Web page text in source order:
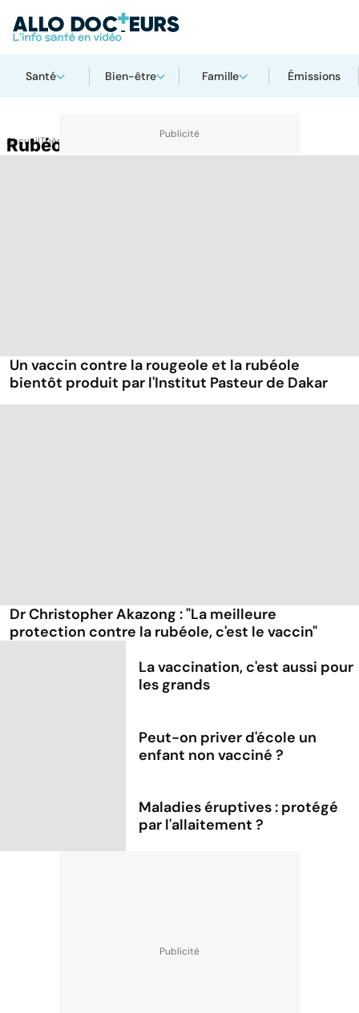
Santé Bien-être Famille Émissions
AccueilThématiques
Rubéole
Un vaccin contre la rougeole et la rubéole
bientôt produit par l'Institut Pasteur de Dakar
Dr Christopher Akazong : "La meilleure
protection contre la rubéole, c'est le vaccin"
La vaccination, c'est aussi pour
les grands
Peut-on priver d'école un
enfant non vacciné ?
Maladies éruptives : protégé
par l'allaitement ?